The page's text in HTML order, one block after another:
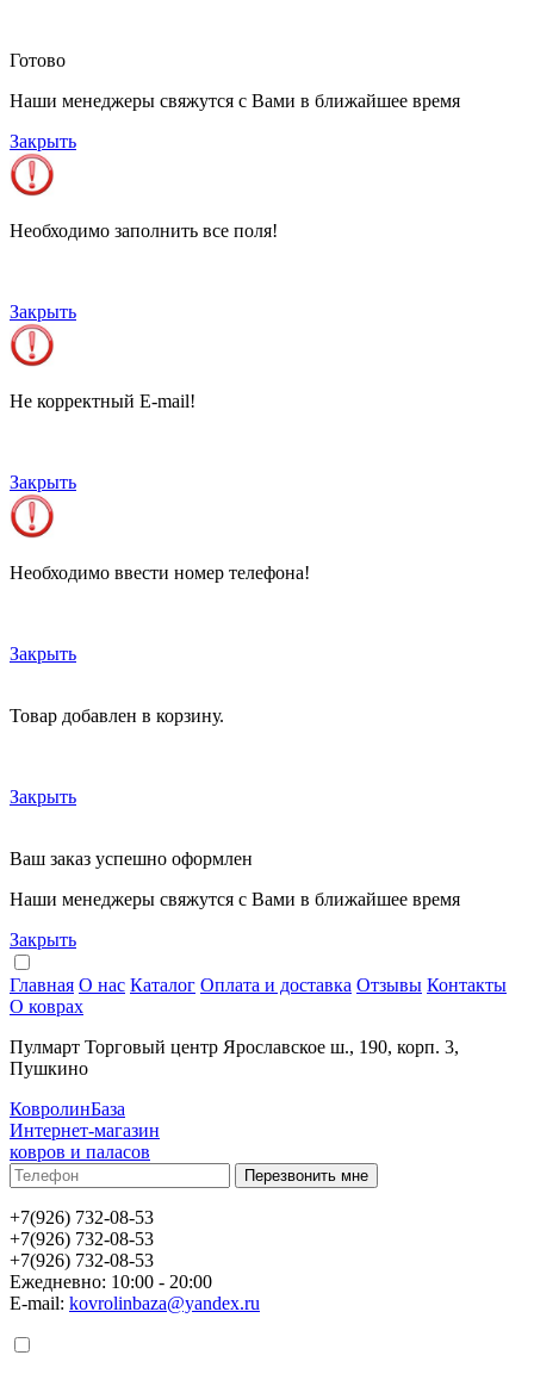
Готово
Наши менеджеры свяжутся с Вами в ближайшее время
Закрыть
Необходимо заполнить все поля!
Закрыть
Не корректный E-mail!
Закрыть
Необходимо ввести номер телефона!
Закрыть
Товар добавлен в корзину.
Закрыть
Ваш заказ успешно оформлен
Наши менеджеры свяжутся с Вами в ближайшее время
Закрыть
Главная О нас Каталог Оплата и доставка Отзывы Контакты
О коврах
Пулмарт Торговый центр Ярославское ш., 190, корп. 3,
Пушкино
КовролинБаза
Интернет-магазин
ковров и паласов
+7(926) 732-08-53
+7(926) 732-08-53
+7(926) 732-08-53
Ежедневно: 10:00 - 20:00
E-mail: kovrolinbaza@yandex.ru